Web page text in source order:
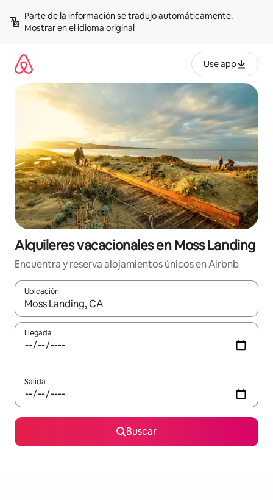
contenidoMostrar en el idioma original
Use app
Alquileres vacacionales en Moss Landing
Encuentra y reserva alojamientos únicos en Airbnb
Ubicación
Cuando los resultados estén disponibles, navega con las
Llegada
Salida
Buscar